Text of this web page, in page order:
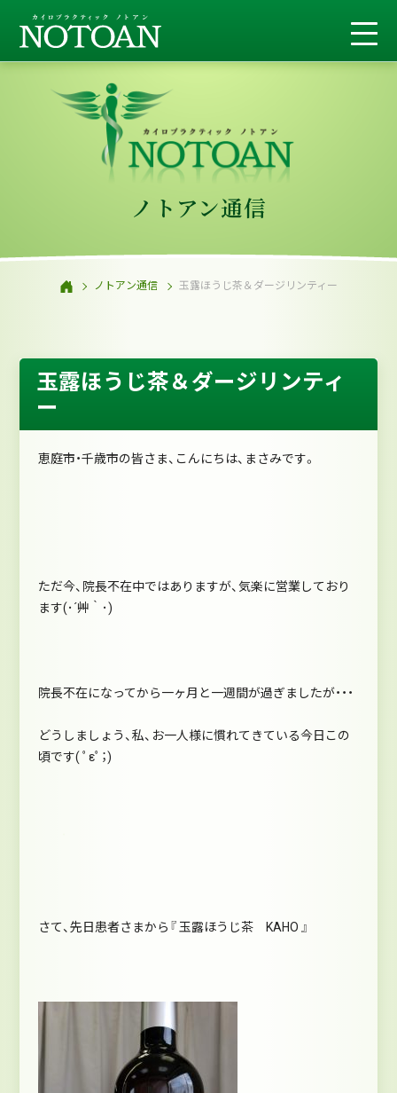
ノトアン通信
ノトアン通信 玉露ほうじ茶＆ダージリンティー
玉露ほうじ茶＆ダージリンティ
ー
恵庭市・千歳市の皆さま、こんにちは、まさみです。
ただ今、院長不在中ではありますが、気楽に営業しており
ます(･´艸｀･)
院長不在になってから一ヶ月と一週間が過ぎましたが・・・
どうしましょう、私、お一人様に慣れてきている今日この
頃です( ﾟεﾟ；)
さて、先日患者さまから『 玉露ほうじ茶 KAHO 』